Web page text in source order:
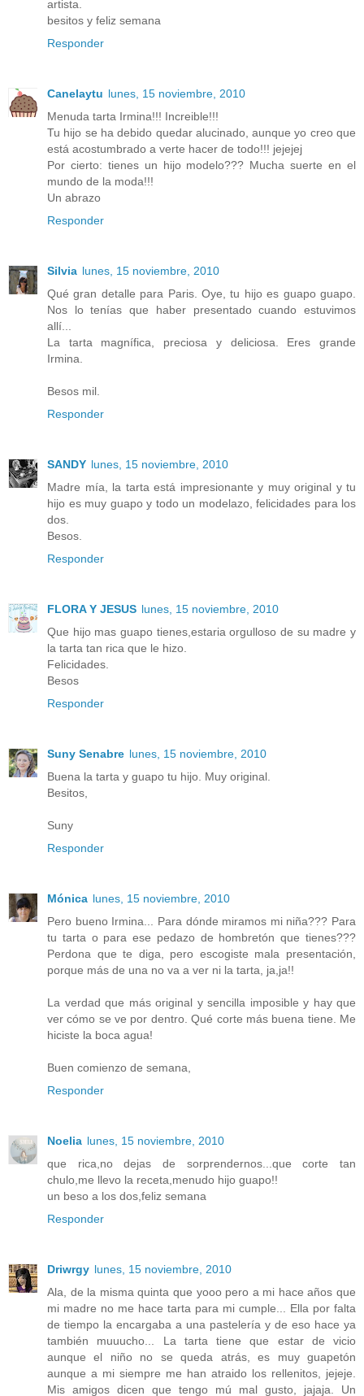
artista.
besitos y feliz semana
Responder
Canelaytu lunes, 15 noviembre, 2010
Menuda tarta Irmina!!! Increible!!!
Tu hijo se ha debido quedar alucinado, aunque yo creo que
está acostumbrado a verte hacer de todo!!! jejejej
Por cierto: tienes un hijo modelo??? Mucha suerte en el
mundo de la moda!!!
Un abrazo
Responder
Silvia lunes, 15 noviembre, 2010
Qué gran detalle para Paris. Oye, tu hijo es guapo guapo.
Nos lo tenías que haber presentado cuando estuvimos
allí...
La tarta magnífica, preciosa y deliciosa. Eres grande
Irmina.
Besos mil.
Responder
SANDY lunes, 15 noviembre, 2010
Madre mía, la tarta está impresionante y muy original y tu
hijo es muy guapo y todo un modelazo, felicidades para los
dos.
Besos.
Responder
FLORA Y JESUS lunes, 15 noviembre, 2010
Que hijo mas guapo tienes,estaria orgulloso de su madre y
la tarta tan rica que le hizo.
Felicidades.
Besos
Responder
Suny Senabre lunes, 15 noviembre, 2010
Buena la tarta y guapo tu hijo. Muy original.
Besitos,
Suny
Responder
Mónica lunes, 15 noviembre, 2010
Pero bueno Irmina... Para dónde miramos mi niña??? Para
tu tarta o para ese pedazo de hombretón que tienes???
Perdona que te diga, pero escogiste mala presentación,
porque más de una no va a ver ni la tarta, ja,ja!!
La verdad que más original y sencilla imposible y hay que
ver cómo se ve por dentro. Qué corte más buena tiene. Me
hiciste la boca agua!
Buen comienzo de semana,
Responder
Noelia lunes, 15 noviembre, 2010
que rica,no dejas de sorprendernos...que corte tan
chulo,me llevo la receta,menudo hijo guapo!!
un beso a los dos,feliz semana
Responder
Driwrgy lunes, 15 noviembre, 2010
Ala, de la misma quinta que yooo pero a mi hace años que
mi madre no me hace tarta para mi cumple... Ella por falta
de tiempo la encargaba a una pastelería y de eso hace ya
también muuucho... La tarta tiene que estar de vicio
aunque el niño no se queda atrás, es muy guapetón
aunque a mi siempre me han atraido los rellenitos, jejeje.
Mis amigos dicen que tengo mú mal gusto, jajaja. Un